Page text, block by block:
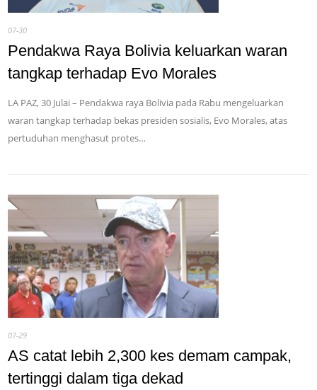
07-30
Pendakwa Raya Bolivia keluarkan waran
tangkap terhadap Evo Morales
LA PAZ, 30 Julai – Pendakwa raya Bolivia pada Rabu mengeluarkan
waran tangkap terhadap bekas presiden sosialis, Evo Morales, atas
pertuduhan menghasut protes…
07-29
AS catat lebih 2,300 kes demam campak,
tertinggi dalam tiga dekad